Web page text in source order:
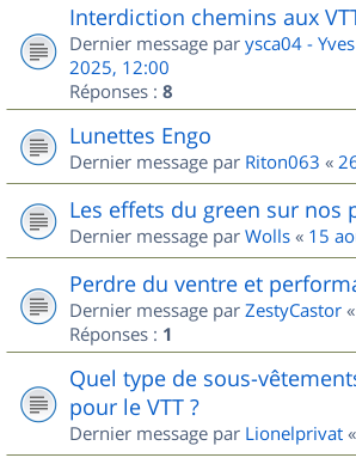
Interdiction chemins aux
Dernier message par ysca04 -
2025, 12:00
Réponses : 8
Lunettes Engo
Dernier message par Riton063 «
Les effets du green sur nos
Dernier message par Wolls « 15
Perdre du ventre et
Dernier message par ZestyCastor «
Réponses : 1
Quel type de sous-
pour le VTT ?
Dernier message par Lionelprivat «